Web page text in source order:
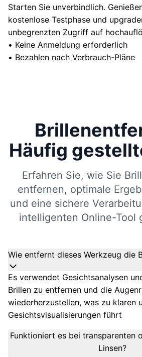
Starten Sie unverbindlich.
kostenlose Testphase und
unbegrenzten Zugriff auf
• Keine Anmeldung erforderlich
• Bezahlen nach Verbrauch-Pläne
Häufig
Erfahren Sie, wie Sie
entfernen, optimale
und eine sichere
intelligenten Online-Tool
Wie entfernt dieses Werkzeug die
Es verwendet Gesichtsanalysen
Brillen zu entfernen und die
wiederherzustellen, was zu klaren
Gesichtsvisualisierungen führt
Funktioniert es bei transparenten
Linsen?